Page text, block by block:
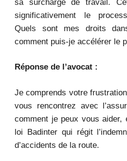
sa surcharge de travail.
significativement le
Quels sont mes droits
comment puis-je accélérer le
Réponse de l’avocat :
Je comprends votre
vous rencontrez avec
comment je peux vous aider,
loi Badinter qui régit
d’accidents de la route.